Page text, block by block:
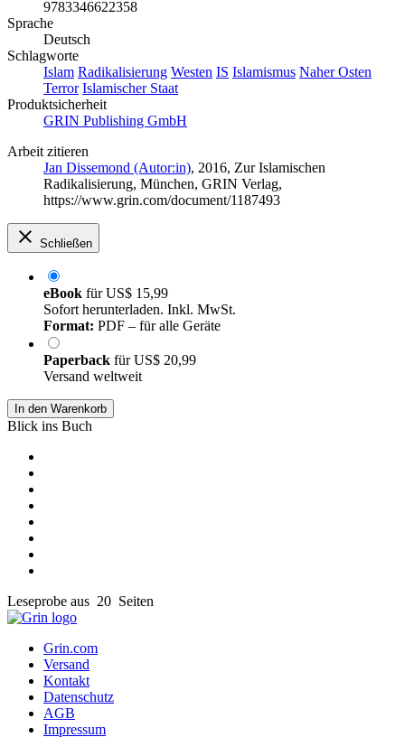
9783346622358
Sprache
Deutsch
Schlagworte
Islam Radikalisierung Westen IS Islamismus Naher Osten
Terror Islamischer Staat
Produktsicherheit
GRIN Publishing GmbH
Arbeit zitieren
Jan Dissemond (Autor:in), 2016, Zur Islamischen
Radikalisierung, München, GRIN Verlag,
https://www.grin.com/document/1187493
Schließen
eBook fürUS$ 15,99
Sofort herunterladen. Inkl. MwSt.
Format: PDF – für alle Geräte
Paperback fürUS$ 20,99
Versand weltweit
In den Warenkorb
Blick ins Buch
Leseprobe aus 20 Seiten
Grin.com
Versand
Kontakt
Datenschutz
AGB
Impressum